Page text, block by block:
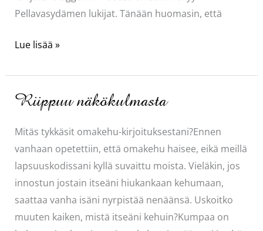
Pellavasydämen lukijat. Tänään huomasin, että
Blogin
Lue lisää »
Riippuu näkökulmasta
Mitäs tykkäsit omakehu-kirjoituksestani?Ennen
vanhaan opetettiin, että omakehu haisee, eikä meillä
lapsuuskodissani kyllä suvaittu moista. Vieläkin, jos
innostun jostain itseäni hiukankaan kehumaan,
saattaa vanha isäni nyrpistää nenäänsä. Uskoitko
muuten kaiken, mistä itseäni kehuin?Kumpaa on